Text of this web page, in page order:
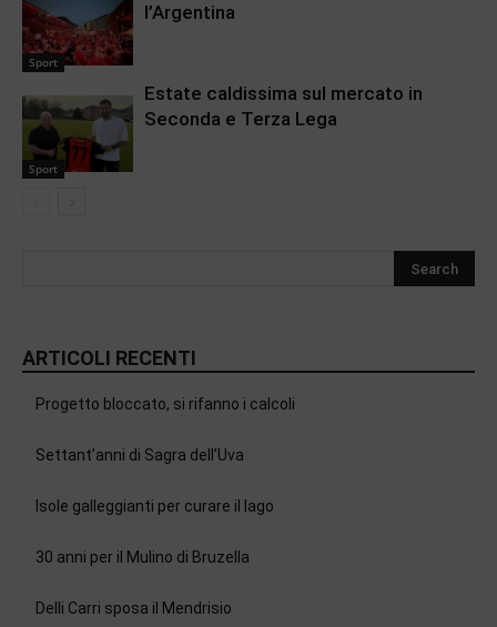
Sport
l’Argentina
Sport
Estate caldissima sul mercato in
Seconda e Terza Lega
ARTICOLI RECENTI
Progetto bloccato, si rifanno i calcoli
Settant’anni di Sagra dell’Uva
Isole galleggianti per curare il lago
30 anni per il Mulino di Bruzella
Delli Carri sposa il Mendrisio